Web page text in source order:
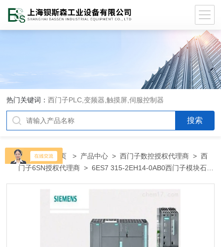
热门关键词：西门子PLC,变频器,触摸屏,伺服控制器
当前位置：首页 > 产品中心 >西门子数控授权代理商 >西
门子6SN授权代理商 > 6ES7 315-2EH14-0AB0西门子模块石家